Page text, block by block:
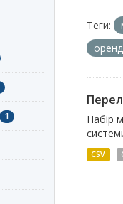
1
Теги:
Набір
CSV